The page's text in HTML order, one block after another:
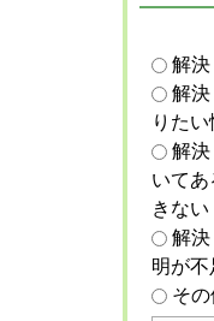
解
解
りた
解
いて
きない
解
明が
そ